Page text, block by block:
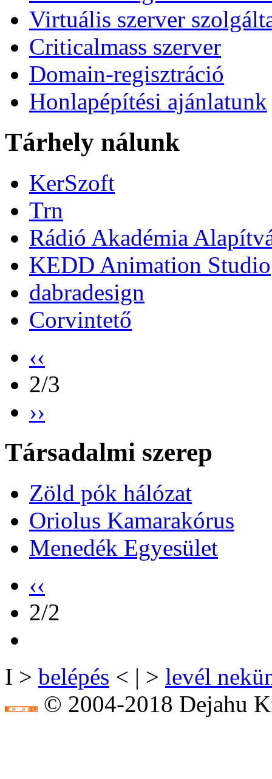
Virtuális szerver
Criticalmass szerver
Domain-regisztráció
Honlapépítési ajánlatunk
Tárhely nálunk
KerSzoft
Trn
Rádió Akadémia
KEDD Animation Studio
dabradesign
Corvintető
‹‹
2/3
››
Társadalmi szerep
Zöld pók hálózat
Oriolus Kamarakórus
Menedék Egyesület
‹‹
2/2
I > belépés < | > levél
© 2004-2018 Dejahu